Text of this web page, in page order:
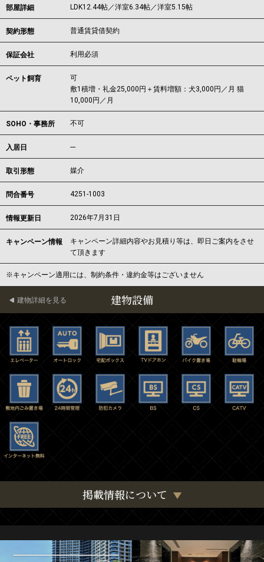
部屋詳細 LDK12.44帖／洋室6.34帖／洋室5.15帖
契約形態 普通賃貸借契約
保証会社 利用必須
ペット飼育
可
敷1積増・礼金25,000円＋賃料増額：犬3,000円／月 猫
10,000円／月
SOHO・事務所 不可
入居日 ---
取引形態 媒介
問合番号 4251-1003
情報更新日 2026年7月31日
キャンペーン情報
キャンペーン詳細内容やお見積り等は、即日ご案内をさせ
て頂きます
※キャンペーン適用には、制約条件・違約金等はございません
建物設備
建物詳細を見る
掲載情報について